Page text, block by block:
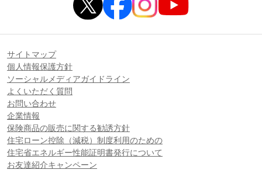
サイトマップ
個人情報保護方針
ソーシャルメディアガイドライン
よくいただく質問
お問い合わせ
企業情報
保険商品の販売に関する勧誘方針
住宅ローン控除（減税）制度利用のための
住宅省エネルギー性能証明書発行について
お友達紹介キャンペーン